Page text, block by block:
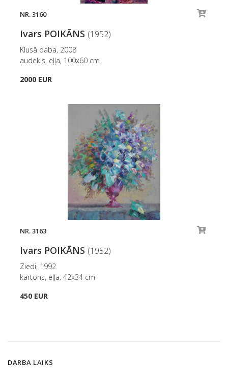
NR. 3160
Ivars POIKĀNS (1952)
Klusā daba, 2008
audekls, eļļa, 100x60 cm
2000 EUR
NR. 3163
Ivars POIKĀNS (1952)
Ziedi, 1992
kartons, eļļa, 42x34 cm
450 EUR
DARBA LAIKS